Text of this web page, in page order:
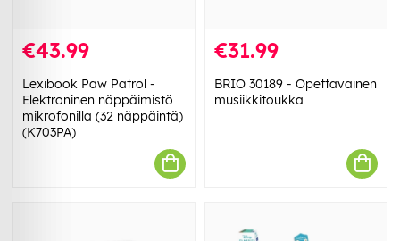
€43.99
Lexibook Paw Patrol -
Elektroninen näppäimistö
mikrofonilla (32 näppäintä)
(K703PA)
€31.99
BRIO 30189 - Opettavainen
musiikkitoukka